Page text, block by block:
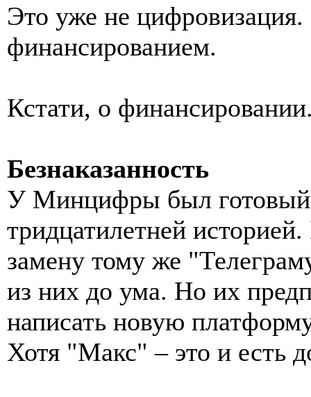
Это уже не цифровизация.
финансированием.
Кстати, о
Безнаказанность
У Минцифры был готовый
тридцатилетней
замену тому же
из них до ума. Но их
написать новую
Хотя "Макс" – это и есть